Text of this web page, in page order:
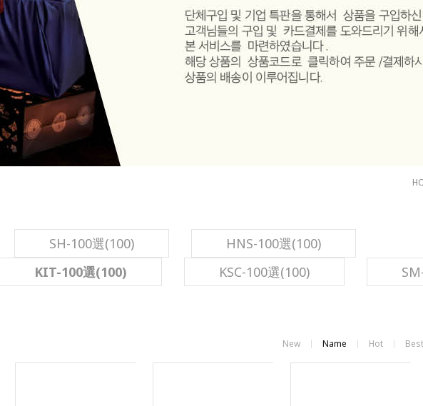
SH-100選(100)
HNS-100選(100)
KIT-100選(100) KSC-100選(100)
New Name Hot Best